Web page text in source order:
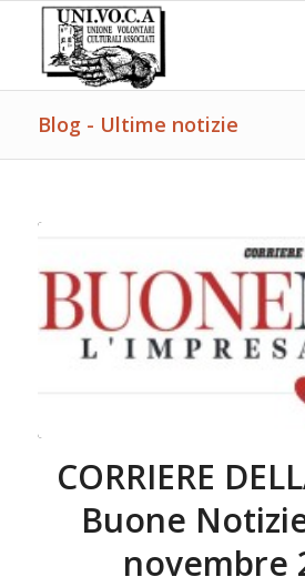
Blog - Ultime notizie
CORRIERE
Buone
novembre